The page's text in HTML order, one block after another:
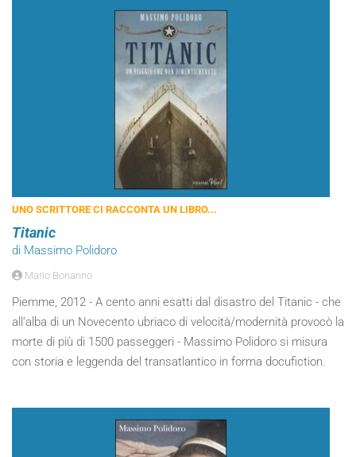
UNO SCRITTORE CI RACCONTA UN LIBRO...
Titanic
di Massimo Polidoro
Mario Bonanno
Piemme, 2012 - A cento anni esatti dal disastro del Titanic - che
all’alba di un Novecento ubriaco di velocità/modernità provocò la
morte di più di 1500 passeggeri - Massimo Polidoro si misura
con storia e leggenda del transatlantico in forma docufiction.